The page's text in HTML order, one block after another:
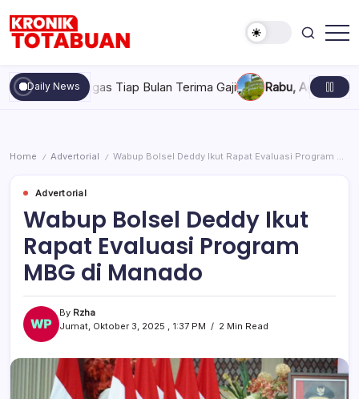
content
Totabuan
hari
ini
Kronik
Daily News
Tiap Bulan Terima Gaji Rabu, Agustus 5, 2026 , 7:30 AM
Home / Advertorial / Wabup Bolsel Deddy Ikut Rapat Evaluasi Program MBG di Manado
Advertorial
Wabup Bolsel Deddy Ikut
Rapat Evaluasi Program
MBG di Manado
By Rzha
Jumat, Oktober 3, 2025 , 1:37 PM
2 Min Read